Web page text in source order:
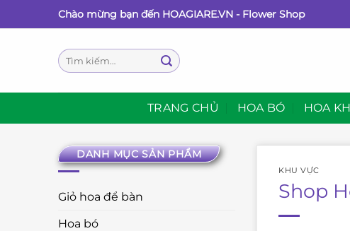
qua
Chào mừng bạn đến HOAGIARE.VN - Flower Shop
Tìm
kiếm:
TRANG CHỦ HOA BÓ HOA
DANH MỤC SẢN PHẨM
Giỏ hoa để bàn
Hoa bó
KHU VỰC
Shop